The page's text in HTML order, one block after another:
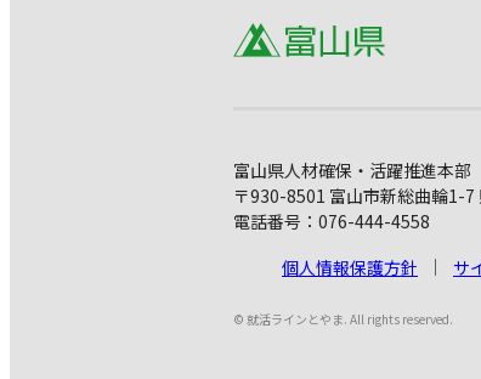
富山県人材確保・活躍推進本部
〒930-8501 富山市新総曲輪1-7
電話番号：076-444-4558
個人情報保護方針
サ
© 就活ラインとやま. All rights reserved.